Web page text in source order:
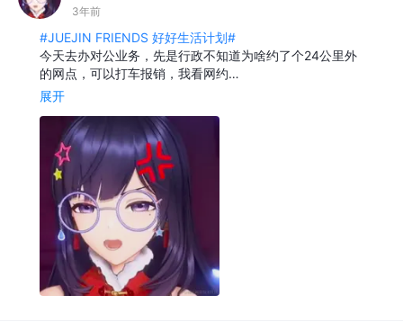
3年前
#JUEJIN FRIENDS 好好生活计划#
今天去办对公业务，先是行政不知道为啥约了个24公里外
的网点，可以打车报销，我看网约…
展开